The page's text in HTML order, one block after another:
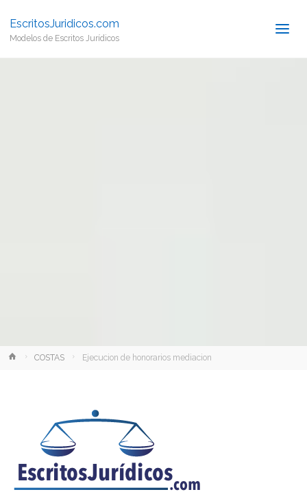
EscritosJuridicos.com
Modelos de Escritos Jurídicos
InicioCOSTAS Ejecucion de honorarios mediacion